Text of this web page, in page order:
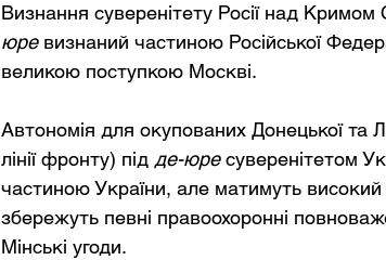
Визнання суверенітету Росії над
юре визнаний частиною Російської
великою поступкою Москві.
Автономія для окупованих Донецької та
лінії фронту) під де-юре суверенітетом
частиною України, але матимуть високий
збережуть певні правоохоронні
Мінські угоди.